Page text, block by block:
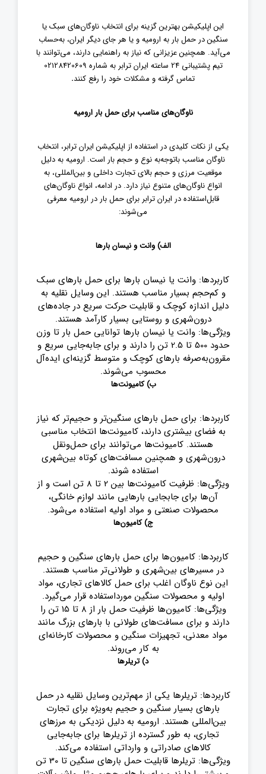
این اپلیکیشن بهترین گزینه برای انتخاب ناوگان‌های سبک یا
سنگین در حمل بار به ارومیه و یا هر جای دیگر ایران، به‌حساب
می‌آید. همچنین عزیزانی که نیاز به راهنمایی دارند، می‌توانند با
تیم پشتیبانی 24 ساعته ایران ترابر به شماره 02128420609
تماس گرفته و مشکلات خود را رفع کنند.
ناوگان‌های مناسب برای حمل بار ارومیه
یکی از نکات کلیدی در استفاده از اپلیکیشن ایران ترابر، انتخاب
ناوگان مناسب باتوجه‌به نوع و حجم بار است. ارومیه به دلیل
موقعیت مرزی و حجم بالای تجارت داخلی و بین‌المللی، به
انواع ناوگان‌های متنوع نیاز دارد. در ادامه، انواع ناوگان‌های
قابل‌استفاده در ایران ترابر برای حمل بار در ارومیه معرفی
می‌شوند:
الف) وانت و نیسان بارها
کاربردها: وانت یا نیسان ‌بارها برای حمل بارهای سبک
و کم‌حجم بسیار مناسب هستند. این وسایل نقلیه به
دلیل اندازه کوچک و قابلیت حرکت سریع در جاده‌های
درون‌شهری و روستایی بسیار کارآمد هستند.
ویژگی‌ها: وانت یا نیسان ‌بارها توانایی حمل بار تا وزن
حدود 500 تا 2.5 تن را دارند و برای جابه‌جایی سریع و
مقرون‌به‌صرفه بارهای کوچک و متوسط گزینه‌ای ایده‌آل
محسوب می‌شوند.
ب) کامیونت‌ها
کاربردها: برای حمل بارهای سنگین‌تر و حجیم‌تر که نیاز
به فضای بیشتری دارند، کامیونت‌ها انتخاب مناسبی
هستند. کامیونت‌ها می‌توانند برای حمل‌ونقل
درون‌شهری و همچنین مسافت‌های کوتاه بین‌شهری
استفاده شوند.
ویژگی‌ها: ظرفیت کامیونت‌ها بین 2 تا 8 تن است و از
آن‌ها برای جابجایی بارهایی مانند لوازم خانگی،
محصولات صنعتی و مواد اولیه استفاده می‌شود.
ج) کامیون‌ها
کاربردها: کامیون‌ها برای حمل بارهای سنگین و حجیم
در مسیرهای بین‌شهری و طولانی‌تر مناسب هستند.
این نوع ناوگان اغلب برای حمل کالاهای تجاری، مواد
اولیه و محصولات سنگین مورداستفاده قرار می‌گیرد.
ویژگی‌ها: کامیون‌ها ظرفیت حمل بار از 8 تا 15 تن را
دارند و برای مسافت‌های طولانی با بارهای بزرگ مانند
مواد معدنی، تجهیزات سنگین و محصولات کارخانه‌ای
به کار می‌روند.
د)تریلرها
کاربردها: تریلرها یکی از مهم‌ترین وسایل نقلیه در حمل
بارهای بسیار سنگین و حجیم به‌ویژه برای تجارت
بین‌المللی هستند. ارومیه به دلیل نزدیکی به مرزهای
تجاری، به طور گسترده از تریلرها برای جابه‌جایی
کالاهای صادراتی و وارداتی استفاده می‌کند.
ویژگی‌ها: تریلرها قابلیت حمل بارهای سنگین تا 30 تن